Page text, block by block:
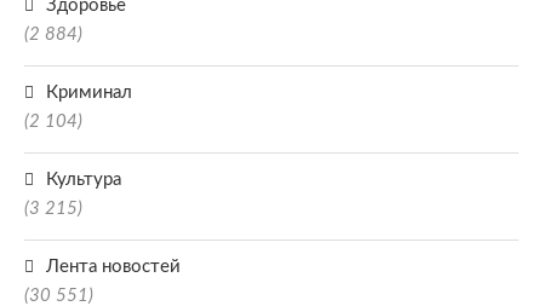
Здоровье
(2 884)
Криминал
(2 104)
Культура
(3 215)
Лента новостей
(30 551)